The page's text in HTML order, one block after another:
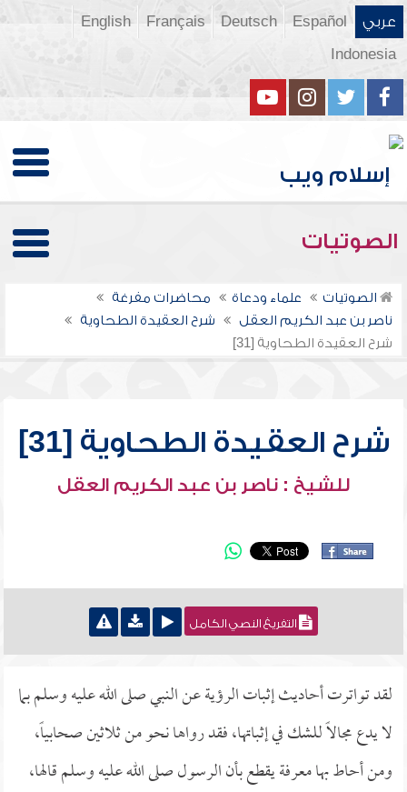
عربي Español
Deutsch
Français
English
Indonesia
الصوتيات
الصوتيات علماء ودعاة
محاضرات مفرغة
ناصر بن عبد الكريم العقل
شرح العقيدة الطحاوية
شرح العقيدة الطحاوية [31]
شرح العقيدة الطحاوية [31]
للشيخ : ناصر بن عبد الكريم العقل
التفريغ النصي الكامل
لقد تواترت أحاديث إثبات الرؤية عن النبي صلى الله عليه وسلم بما
لا يدع مجالاً للشك في إثباتها، فقد رواها نحو من ثلاثين صحابياً،
ومن أحاط بها معرفة يقطع بأن الرسول صلى الله عليه وسلم قالها،